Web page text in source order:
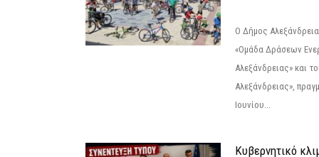
Ο Δήμος
«Ομάδα Δράσεων
Αλεξάνδρειας» και
Αλεξάνδρειας»,
Ιουνίου...
Κυβερνητικό